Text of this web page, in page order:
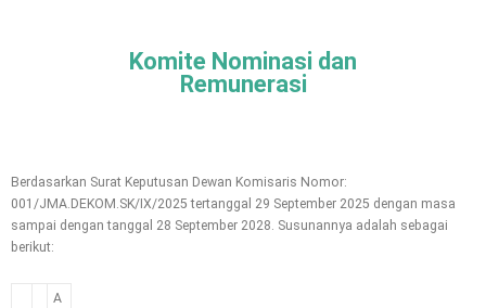
Komite Nominasi dan
Remunerasi
Berdasarkan Surat Keputusan Dewan Komisaris Nomor:
001/JMA.DEKOM.SK/IX/2025 tertanggal 29 September 2025 dengan masa
sampai dengan tanggal 28 September 2028. Susunannya adalah sebagai
berikut:
A